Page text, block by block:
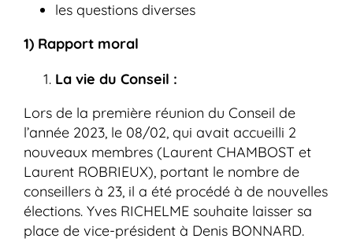
les questions diverses
1) Rapport moral
La vie du Conseil :
Lors de la première réunion du Conseil de
l’année 2023, le 08/02, qui avait accueilli 2
nouveaux membres (Laurent CHAMBOST et
Laurent ROBRIEUX), portant le nombre de
conseillers à 23, il a été procédé à de nouvelles
élections. Yves RICHELME souhaite laisser sa
place de vice-président à Denis BONNARD.